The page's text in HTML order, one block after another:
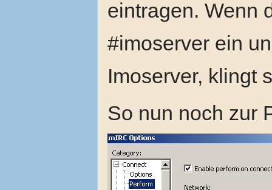
eintragen. Wenn
#imoserver ein
Imoserver, klingt
So nun noch zur